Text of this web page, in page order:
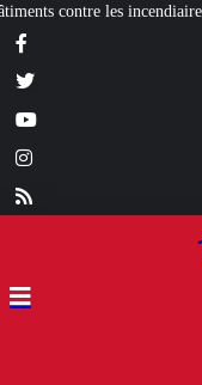
Bourbon : des élus RN